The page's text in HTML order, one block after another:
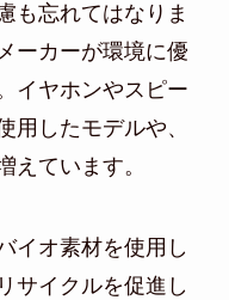
も忘れてはなりま
ーカーが環境に優
イヤホンやスピー
用したモデルや、
えています。
イオ素材を使用し
サイクルを促進し